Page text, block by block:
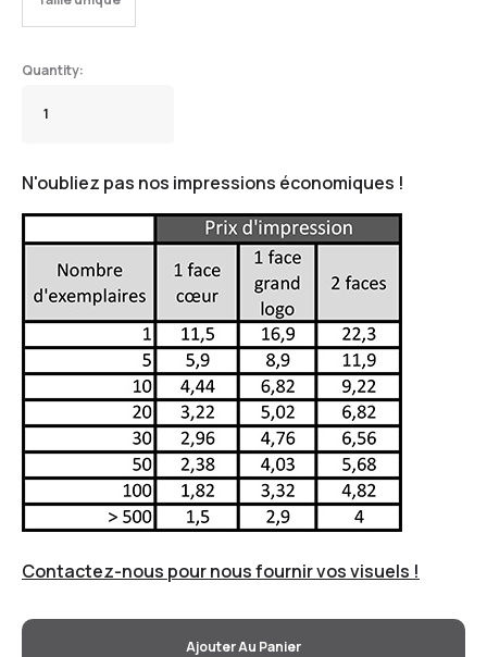
N'oubliez pas nos impressions économiques !
Contactez-nous pour nous fournir vos visuels !
Ajouter Au Panier